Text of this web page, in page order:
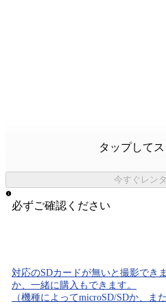
タップして
今すぐレン
必ずご確認ください
対応のSDカードが無いと撮影でき
か、一緒に購入もできます。
（機種によってmicroSD/SDか、